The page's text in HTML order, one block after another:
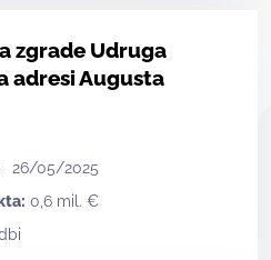
zgrade Udruga
adresi Augusta
26/05/2025
0,6 mil. €